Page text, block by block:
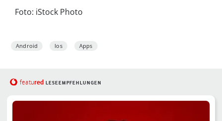
Foto: iStock Photo
Android Ios Apps
featured LESEEMPFEHLUNGEN